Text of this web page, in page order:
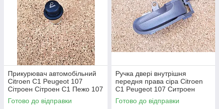
Прикурювач автомобільний
Citroen C1 Peugeot 107
Сітроен Сітроен С1 Пежо 107
Готово до відправки
Ручка двері внутрішня
передня права сіра Citroen
C1 Peugeot 107 Ситроен
Ситроэн Сітроен С1 Пежо
107
Готово до відправки